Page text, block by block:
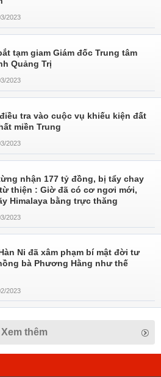
2023
tạm giam Giám đốc Trung tâm
Quảng Trị
2023
tra vào cuộc vụ khiếu kiện đất
miền Trung
2023
nhận 177 tỷ đồng, bị tẩy chay
thiện : Giờ đã có cơ ngơi mới,
Himalaya bằng trực thăng
2023
Ni đã xâm phạm bí mật đời tư
bà Phương Hằng như thế
2023
Xem thêm